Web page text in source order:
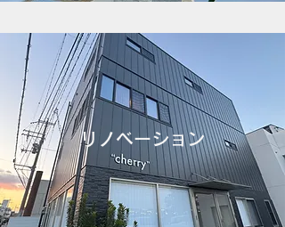
​リノベーション